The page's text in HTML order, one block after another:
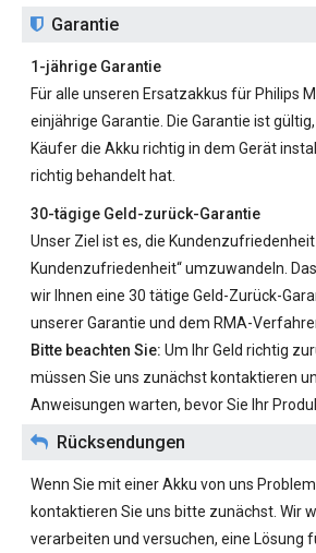
Garantie
1-jährige Garantie
Für alle unseren Ersatzakkus für Philips
einjährige Garantie. Die Garantie ist
Käufer die Akku richtig in dem Gerät
richtig behandelt hat.
30-tägige Geld-zurück-Garantie
Unser Ziel ist es, die
Kundenzufriedenheit“ umzuwandeln.
wir Ihnen eine 30 tätige Geld-Zurück-
unserer Garantie und dem RMA-
Bitte beachten Sie: Um Ihr Geld richtig
müssen Sie uns zunächst kontaktieren
Anweisungen warten, bevor Sie Ihr
Rücksendungen
Wenn Sie mit einer Akku von uns
kontaktieren Sie uns bitte zunächst. Wir
verarbeiten und versuchen, eine Lösung